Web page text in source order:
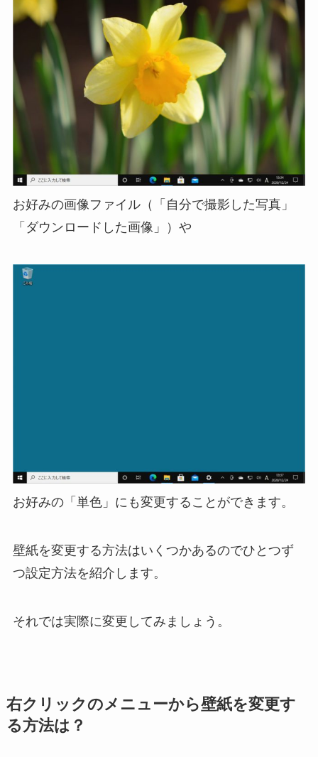
お好みの画像ファイル（「自分で撮影した写真」
「ダウンロードした画像」）や
お好みの「単色」にも変更することができます。
壁紙を変更する方法はいくつかあるのでひとつず
つ設定方法を紹介します。
それでは実際に変更してみましょう。
右クリックのメニューから壁紙を変更す
る方法は？